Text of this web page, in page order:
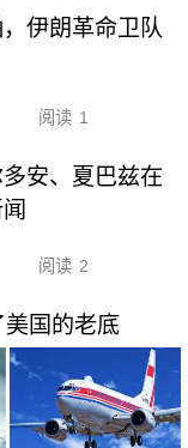
伊朗革命卫队
阅读 1
安、夏巴兹在
阅读 2
美国的老底